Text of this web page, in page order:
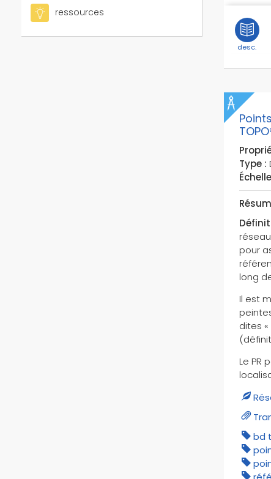
lgv
liaisons maritimes
ressources
desc.
Type :
pour
long
Il est
dites «
Le PR
bd